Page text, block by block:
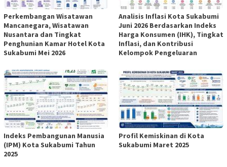
Perkembangan Wisatawan
Mancanegara, Wisatawan
Nusantara dan Tingkat
Penghunian Kamar Hotel Kota
Sukabumi Mei 2026
Analisis Inflasi Kota Sukabumi
Juni 2026 Berdasarkan Indeks
Harga Konsumen (IHK), Tingkat
Inflasi, dan Kontribusi
Kelompok Pengeluaran
Indeks Pembangunan Manusia
(IPM) Kota Sukabumi Tahun
2025
Profil Kemiskinan di Kota
Sukabumi Maret 2025